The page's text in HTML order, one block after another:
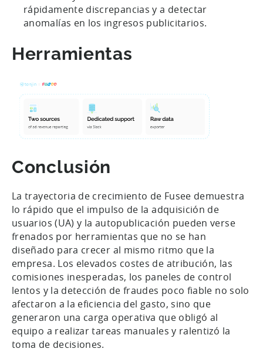
rápidamente discrepancias y a detectar
anomalías en los ingresos publicitarios.
Herramientas
Conclusión
La trayectoria de crecimiento de Fusee demuestra
lo rápido que el impulso de la adquisición de
usuarios (UA) y la autopublicación pueden verse
frenados por herramientas que no se han
diseñado para crecer al mismo ritmo que la
empresa. Los elevados costes de atribución, las
comisiones inesperadas, los paneles de control
lentos y la detección de fraudes poco fiable no solo
afectaron a la eficiencia del gasto, sino que
generaron una carga operativa que obligó al
equipo a realizar tareas manuales y ralentizó la
toma de decisiones.